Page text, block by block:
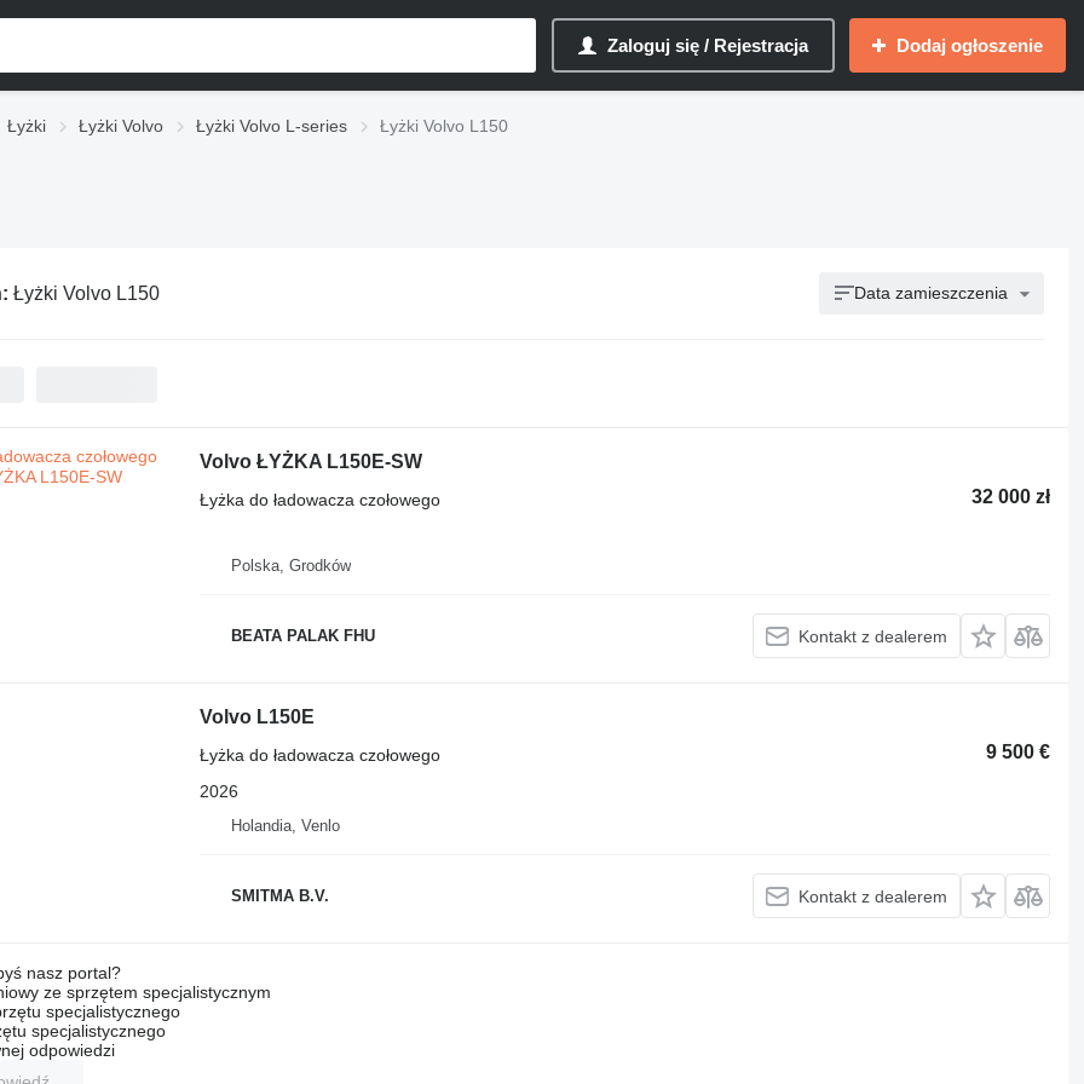
Zaloguj się / Rejestracja Dodaj ogłoszenie
Łyżki Łyżki Volvo Łyżki Volvo L-series Łyżki Volvo L150
Łyżki Volvo L150 Data zamieszczenia
Volvo ŁYŻKA L150E-SW
32 000 zł
Łyżka do ładowacza czołowego
Polska, Grodków
BEATA PALAK FHU Kontakt z dealerem
Volvo L150E
9 500 €
Łyżka do ładowacza czołowego
2026
Holandia, Venlo
SMITMA B.V. Kontakt z dealerem
nasz portal?
ze sprzętem specjalistycznym
specjalistycznego
specjalistycznego
odpowiedzi